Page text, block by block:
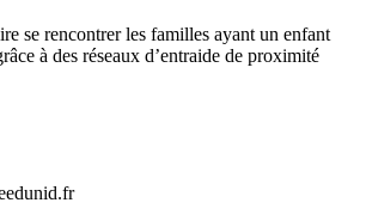
se rencontrer les familles ayant un enfant
à des réseaux d’entraide de proximité